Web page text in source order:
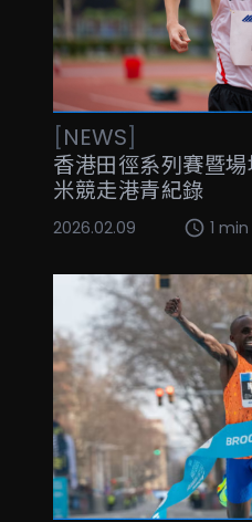
[NEWS]
香港田徑系列賽暨
米競走港青紀錄
2026.02.09 1